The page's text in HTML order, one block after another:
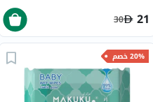
21
30
20% خصم